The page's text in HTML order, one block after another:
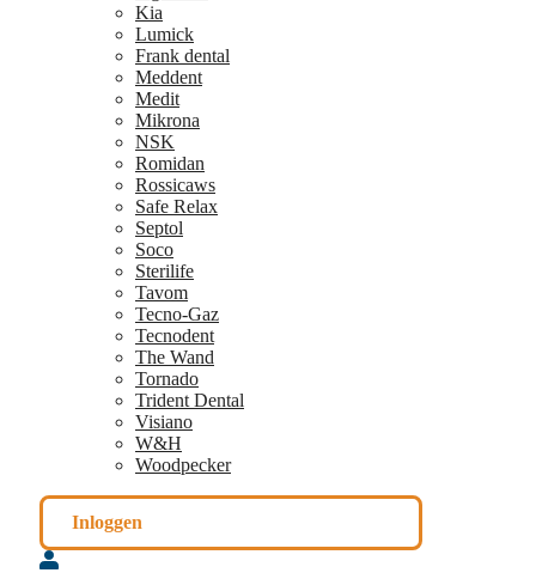
Kia
Lumick
Frank dental
Meddent
Medit
Mikrona
NSK
Romidan
Rossicaws
Safe Relax
Septol
Soco
Sterilife
Tavom
Tecno-Gaz
Tecnodent
The Wand
Tornado
Trident Dental
Visiano
W&H
Woodpecker
Inloggen